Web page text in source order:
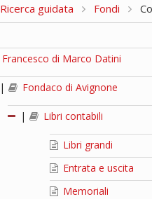
Ricerca guidata Fondi
Francesco di Marco Datini
| Fondaco di Avignone
| Libri contabili
Libri grandi
Entrata e uscita
Memoriali